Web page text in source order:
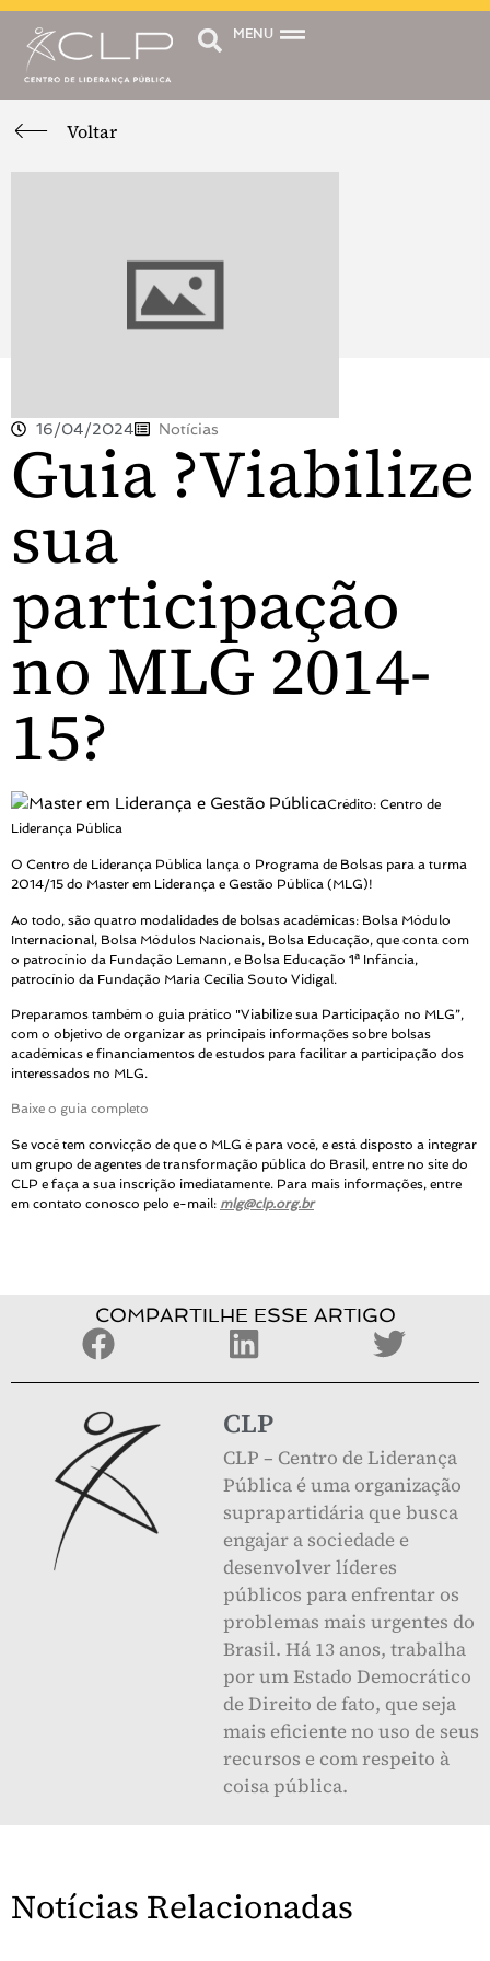
MENU
Voltar
16/04/2024 Notícias
Guia ?Viabilize
sua
participação
no MLG 2014-
15?
Crédito: Centro de
Liderança Pública
O Centro de Liderança Pública lança o Programa de Bolsas para a turma
2014/15 do Master em Liderança e Gestão Pública (MLG)!
Ao todo, são quatro modalidades de bolsas acadêmicas: Bolsa Módulo
Internacional, Bolsa Módulos Nacionais, Bolsa Educação, que conta com
o patrocínio da Fundação Lemann, e Bolsa Educação 1ª Infância,
patrocínio da Fundação Maria Cecília Souto Vidigal.
Preparamos também o guia prático "Viabilize sua Participação no MLG”,
com o objetivo de organizar as principais informações sobre bolsas
acadêmicas e financiamentos de estudos para facilitar a participação dos
interessados no MLG.
Baixe o guia completo
Se você tem convicção de que o MLG é para você, e está disposto a integrar
um grupo de agentes de transformação pública do Brasil, entre no site do
CLP e faça a sua inscrição imediatamente. Para mais informações, entre
em contato conosco pelo e-mail: mlg@clp.org.br
COMPARTILHE ESSE ARTIGO
CLP
CLP – Centro de Liderança
Pública é uma organização
suprapartidária que busca
engajar a sociedade e
desenvolver líderes
públicos para enfrentar os
problemas mais urgentes do
Brasil. Há 13 anos, trabalha
por um Estado Democrático
de Direito de fato, que seja
mais eficiente no uso de seus
recursos e com respeito à
coisa pública.
Notícias Relacionadas